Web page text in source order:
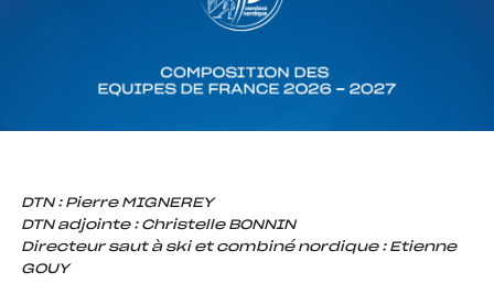
le ski
DTN : Pierre MIGNEREY
DTN adjointe : Christelle BONNIN
Directeur saut à ski et combiné nordique : Etienne
GOUY